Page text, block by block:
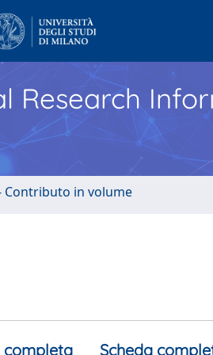
Research
Contributo in volume
completa Scheda